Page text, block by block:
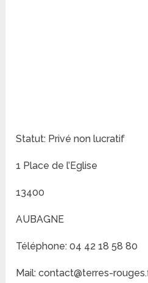
Statut: Privé non lucratif
1 Place de l’Eglise
13400
AUBAGNE
Téléphone: 04 42 18 58 80
Mail: contact@terres-